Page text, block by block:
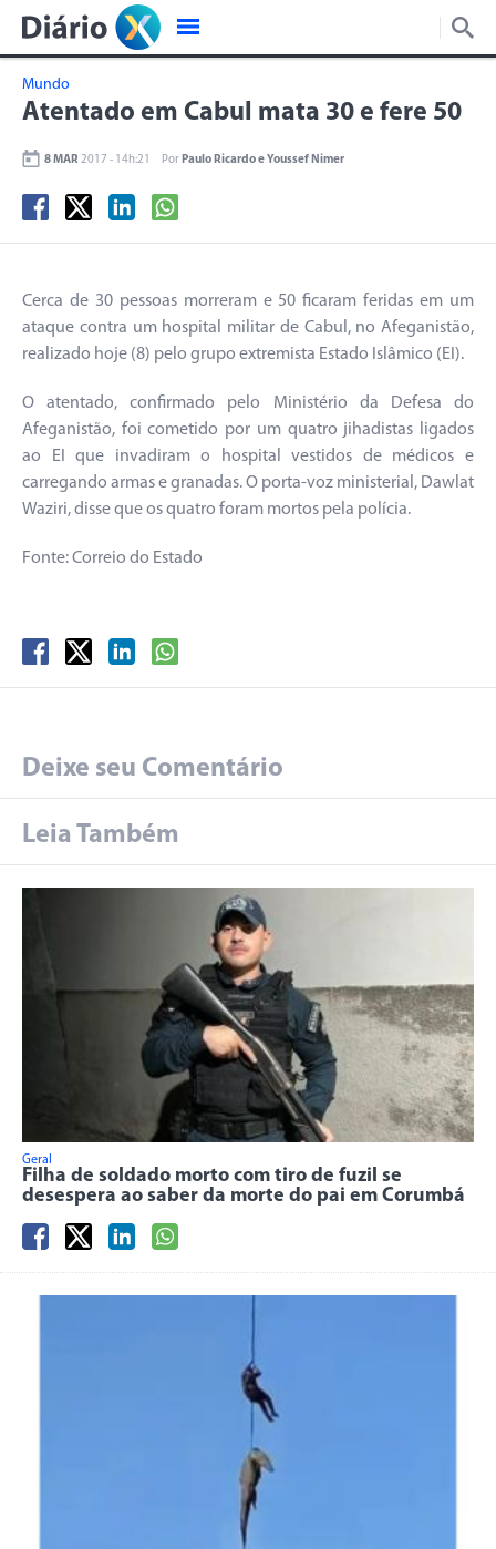
Mundo
Atentado em Cabul mata 30 e fere 50
8 MAR 2017 - 14h:21 Por Paulo Ricardo e Youssef Nimer
Cerca de 30 pessoas morreram e 50 ficaram feridas em um
ataque contra um hospital militar de Cabul, no Afeganistão,
realizado hoje (8) pelo grupo extremista Estado Islâmico (EI).
O atentado, confirmado pelo Ministério da Defesa do
Afeganistão, foi cometido por um quatro jihadistas ligados
ao EI que invadiram o hospital vestidos de médicos e
carregando armas e granadas. O porta-voz ministerial, Dawlat
Waziri, disse que os quatro foram mortos pela polícia.
Fonte: Correio do Estado
Deixe seu Comentário
Leia Também
Geral
Filha de soldado morto com tiro de fuzil se
desespera ao saber da morte do pai em Corumbá